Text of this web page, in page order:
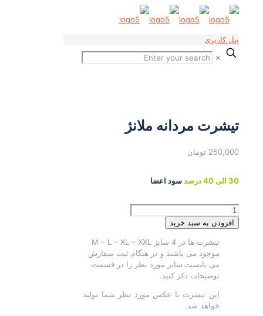
پنل کاربری
✕
تیشرت مردانه ملانژ
250,000 تومان
30 الی 40 درصد سود اعضا
تیشرت
مردانه
ملانژ
افزودن به سبد خرید
تیشرت ها در 4 سایز M – L – XL – XXL
موجود می باشند و در هنگام ثبت سفارش
می بایست سایز مورد نظر را در قسمت
توضیحات ذکر کنید.
این تیشرت با عکس مورد نظر شما تولید
خواهد شد.